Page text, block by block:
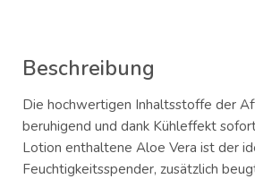
Beschreibung
Die hochwertigen Inhaltsstoffe der
beruhigend und dank Kühleffekt
Lotion enthaltene Aloe Vera ist der
Feuchtigkeitsspender, zusätzlich